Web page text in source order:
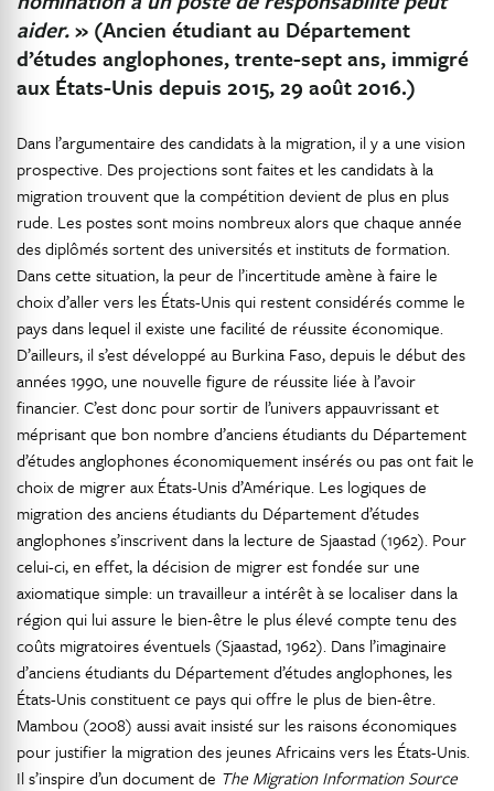
aider.» (Ancien étudiant au Département
d’études anglophones, trente-sept ans, immigré
aux États-Unis depuis 2015, 29 août 2016.)
Dans l’argumentaire des candidats à la migration, il y a une vision
prospective. Des projections sont faites et les candidats à la
migration trouvent que la compétition devient de plus en plus
rude. Les postes sont moins nombreux alors que chaque année
des diplômés sortent des universités et instituts de formation.
Dans cette situation, la peur de l’incertitude amène à faire le
choix d’aller vers les États-Unis qui restent considérés comme le
pays dans lequel il existe une facilité de réussite économique.
D’ailleurs, il s’est développé au Burkina Faso, depuis le début des
années 1990, une nouvelle figure de réussite liée à l’avoir
financier. C’est donc pour sortir de l’univers appauvrissant et
méprisant que bon nombre d’anciens étudiants du Département
d’études anglophones économiquement insérés ou pas ont fait le
choix de migrer aux États-Unis d’Amérique. Les logiques de
migration des anciens étudiants du Département d’études
anglophones s’inscrivent dans la lecture de Sjaastad (1962). Pour
celui-ci, en effet, la décision de migrer est fondée sur une
axiomatique simple: un travailleur a intérêt à se localiser dans la
région qui lui assure le bien-être le plus élevé compte tenu des
coûts migratoires éventuels (Sjaastad, 1962). Dans l’imaginaire
d’anciens étudiants du Département d’études anglophones, les
États-Unis constituent ce pays qui offre le plus de bien-être.
Mambou (2008) aussi avait insisté sur les raisons économiques
pour justifier la migration des jeunes Africains vers les États-Unis.
Il s’inspire d’un document de The Migration Information Source